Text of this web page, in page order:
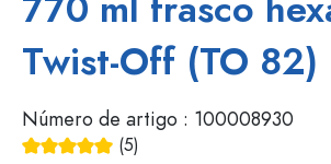
Recipiente de armazenamento
Louça de mesa
Embalagens cosméticas
Twist-Off (TO 82)
Número de artigo : 100008930
(5)